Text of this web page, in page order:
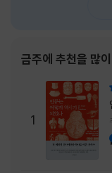
금주에 추천을 많
1